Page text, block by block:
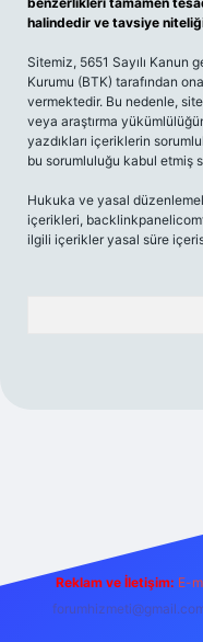
halindedir ve tavsiye
Sitemiz, 5651 Sayılı Kanun
Kurumu (BTK) tarafından
vermektedir. Bu nedenle,
veya araştırma
yazdıkları içeriklerin
bu sorumluluğu kabul etmiş
Hukuka ve yasal
içerikleri,
ilgili içerikler yasal süre
Reklam ve İletişim: E-